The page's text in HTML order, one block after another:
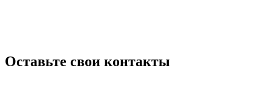
Оставьте свои контакты